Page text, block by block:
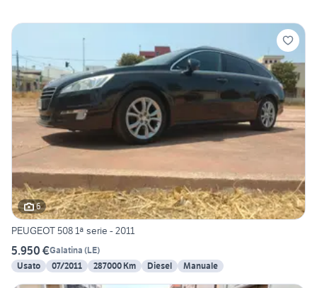
6
PEUGEOT 508 1ª serie - 2011
5.950 €Galatina (LE)
Usato
07/2011 287000 Km Diesel Manuale